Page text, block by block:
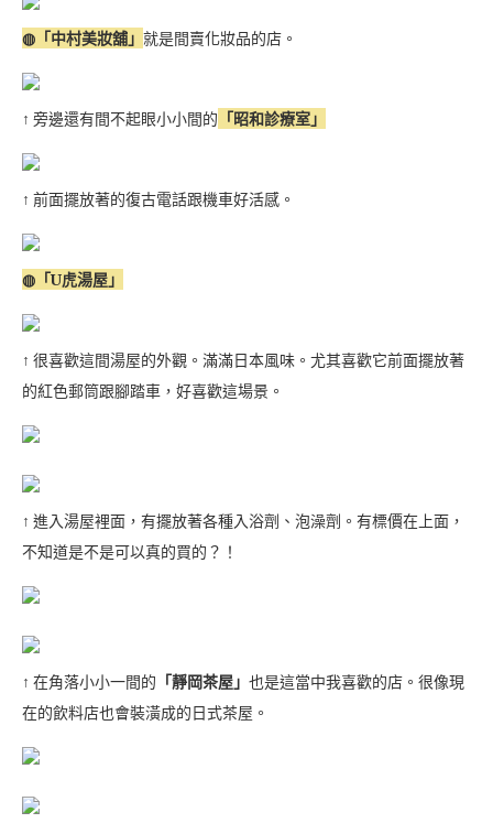
◍「中村美妝舖」 就是間賣化妝品的店。
↑ 旁邊還有間不起眼小小間的 「昭和診療室」
↑ 前面擺放著的復古電話跟機車好活感。
◍「U虎湯屋」
↑ 很喜歡這間湯屋的外觀。滿滿日本風味。尤其喜歡它前面擺放著
的紅色郵筒跟腳踏車，好喜歡這場景。
↑ 進入湯屋裡面，有擺放著各種入浴劑、泡澡劑。有標價在上面，
不知道是不是可以真的買的？！
↑ 在角落小小一間的 「靜岡茶屋」 也是這當中我喜歡的店。很像現
在的飲料店也會裝潢成的日式茶屋。